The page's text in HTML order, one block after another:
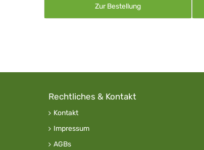
Zur Bestellung
Rechtliches & Kontakt
Kontakt
Impressum
AGBs